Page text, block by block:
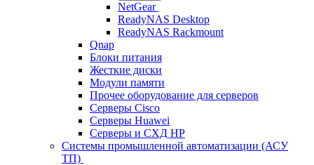
NetGear
ReadyNAS Desktop
ReadyNAS Rackmount
Qnap
Блоки питания
Жесткие диски
Модули памяти
Прочее оборудование для серверов
Серверы Cisco
Серверы Huawei
Серверы и СХД HP
Системы промышленной автоматизации (АСУ
ТП)